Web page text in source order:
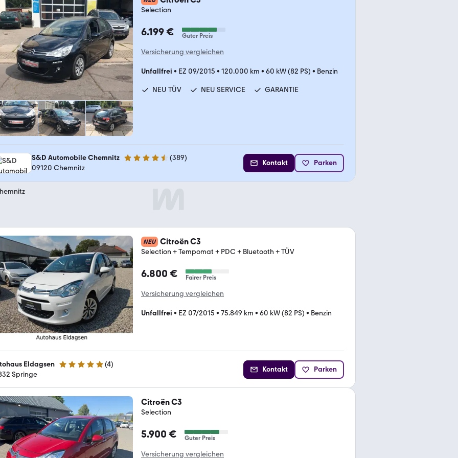
Selection
6.199 € Guter Preis
Versicherung vergleichen
Unfallfrei • EZ 09/2015 • 120.000 km • 60 kW (82 PS) • Benzin
NEU TÜV NEU SERVICE GARANTIE
S&D Automobile Chemnitz 4.7 Sterne (389)
09120 Chemnitz
Kontakt Parken
NEU Citroën C3
Selection + Tempomat + PDC + Bluetooth + TÜV
6.800 € Fairer Preis
Versicherung vergleichen
Unfallfrei • EZ 07/2015 • 75.849 km • 60 kW (82 PS) • Benzin
Eldagsen 5 Sterne (4)
Springe
Kontakt Parken
Citroën C3
Selection
5.900 € Guter Preis
Versicherung vergleichen